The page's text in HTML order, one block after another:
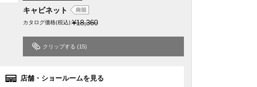
キャビネット
カタログ価格(税込):¥18,360
クリップする (15)
店舗・ショールームを見る